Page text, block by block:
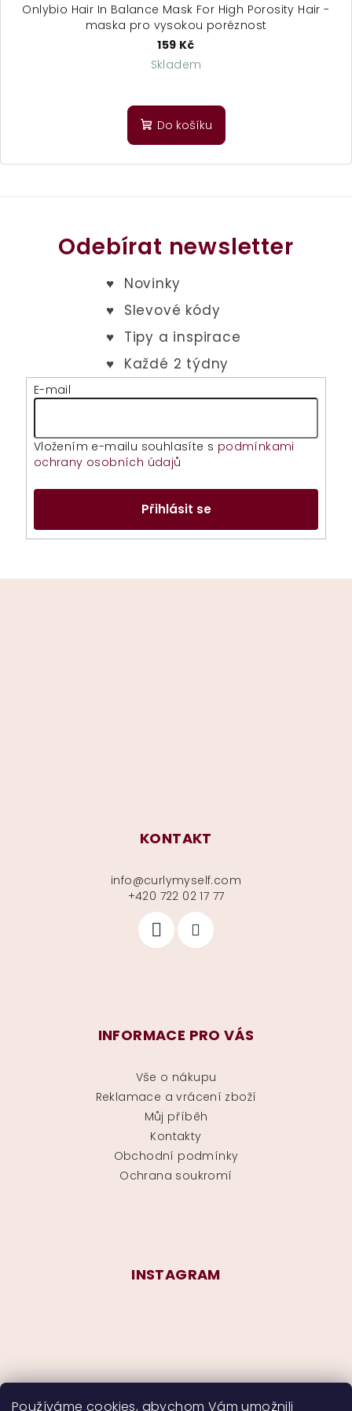
Používáme cookies, abychom Vám umožnili
Onlybio Hair In Balance Mask For High Porosity Hair -
maska pro vysokou poréznost
159 Kč
Skladem
hodnocení
produktu
z
Do košíku
Odebírat newsletter
E-mail
Vložením e-mailu souhlasíte s podmínkami
ochrany osobních údajů
Přihlásit se
KONTAKT
info@curlymyself.com
+420 722 02 17 77
INFORMACE PRO VÁS
Vše o nákupu
Reklamace a vrácení zboží
Můj příběh
Kontakty
Obchodní podmínky
Ochrana soukromí
INSTAGRAM